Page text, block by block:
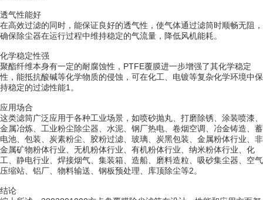
透气性能好
在高效过滤的同时，能保证良好的透气性，使气体通过滤筒时顺畅无阻，
确保除尘器在运行过程中维持稳定的气流量，降低风机能耗。
化学稳定性强
聚酯纤维本身有一定的耐腐蚀性，PTFE覆膜进一步增强了其化学稳定
性，能抵抗酸碱等化学物质的侵蚀，可在化工、电镀等复杂化学环境中保
持稳定的过滤性能1。
应用场合
这类滤筒广泛应用于各种工业场景，如喷砂抛丸、打磨除锈、涂装喷漆、
金属冶炼、工业粉尘除尘器、水泥、钢厂热电、卷烟空调、冶金铸造、蓄
电池、包装、炭素粉尘、胶粉过滤、玻璃、炭黑包装、金属粉体行业、非
金属矿物粉体行业、无机粉体行业、有机粉体行业、纳米粉体行业、化
工、静电行业、焊接烟气、集装箱、造船、磨料造粒、吸砂集尘器、空气
压缩站、铝厂、物料输送、钢板预处理、库顶除尘等2。
结论